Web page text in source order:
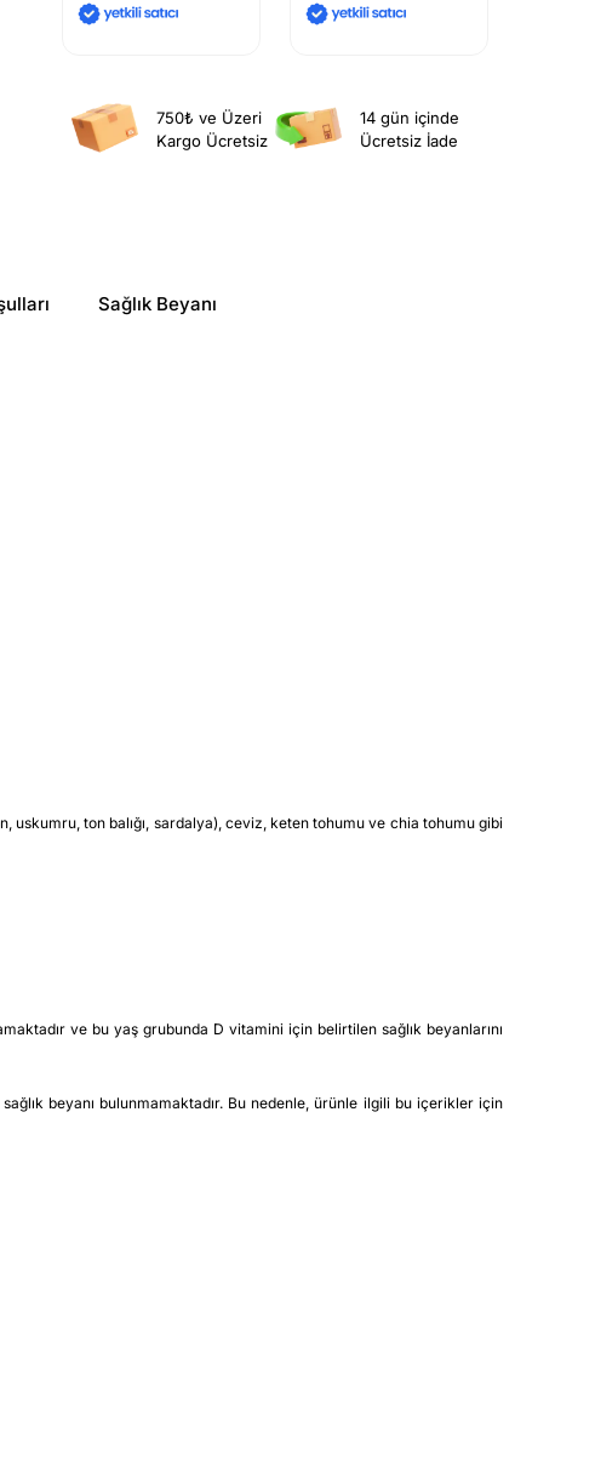
750₺ ve Üzeri
Kargo Ücretsiz
14 gün içinde
Ücretsiz İade
Sağlık Beyanı
uskumru, ton balığı, sardalya), ceviz, keten tohumu ve chia tohumu gibi
ve bu yaş grubunda D vitamini için belirtilen sağlık beyanlarını
beyanı bulunmamaktadır. Bu nedenle, ürünle ilgili bu içerikler için